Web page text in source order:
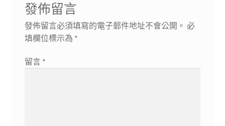
發佈留言
發佈留言必須填寫的電子郵件地址不會公開。 必
填欄位標示為 *
留言 *